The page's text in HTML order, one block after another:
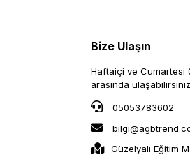
Bize Ulaşın
Haftaiçi ve Cumartesi
arasında
05053783602
Güzelyalı Eğitim